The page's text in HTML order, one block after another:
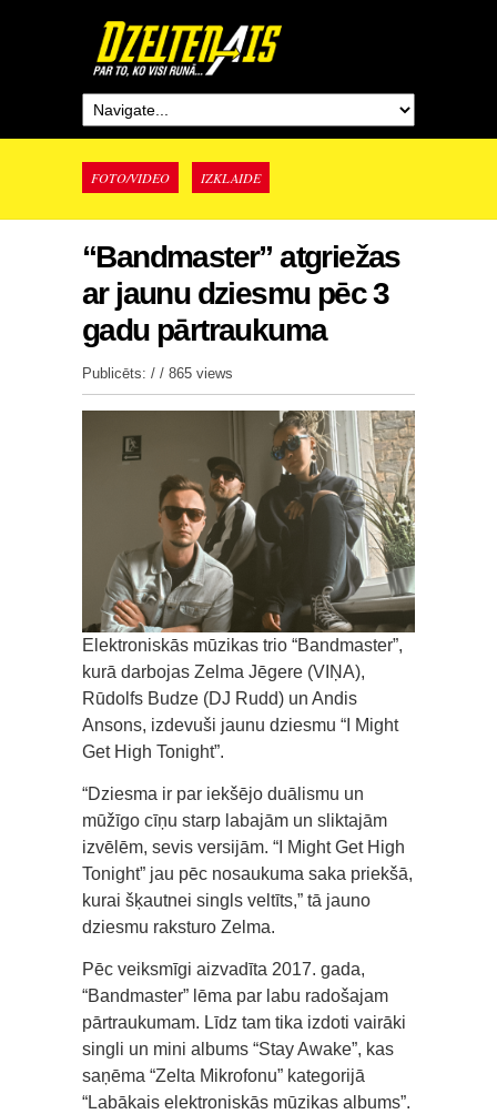
FOTO/VIDEO IZKLAIDE
“Bandmaster” atgriežas
ar jaunu dziesmu pēc 3
gadu pārtraukuma
Publicēts: / / 865 views
Elektroniskās mūzikas trio “Bandmaster”,
kurā darbojas Zelma Jēgere (VIŅA),
Rūdolfs Budze (DJ Rudd) un Andis
Ansons, izdevuši jaunu dziesmu “I Might
Get High Tonight”.
“Dziesma ir par iekšējo duālismu un
mūžīgo cīņu starp labajām un sliktajām
izvēlēm, sevis versijām. “I Might Get High
Tonight” jau pēc nosaukuma saka priekšā,
kurai šķautnei singls veltīts,” tā jauno
dziesmu raksturo Zelma.
Pēc veiksmīgi aizvadīta 2017. gada,
“Bandmaster” lēma par labu radošajam
pārtraukumam. Līdz tam tika izdoti vairāki
singli un mini albums “Stay Awake”, kas
saņēma “Zelta Mikrofonu” kategorijā
“Labākais elektroniskās mūzikas albums”.